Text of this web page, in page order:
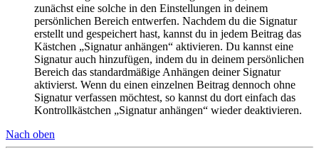
zunächst eine solche in den Einstellungen in deinem
persönlichen Bereich entwerfen. Nachdem du die Signatur
erstellt und gespeichert hast, kannst du in jedem Beitrag das
Kästchen „Signatur anhängen“ aktivieren. Du kannst eine
Signatur auch hinzufügen, indem du in deinem persönlichen
Bereich das standardmäßige Anhängen deiner Signatur
aktivierst. Wenn du einen einzelnen Beitrag dennoch ohne
Signatur verfassen möchtest, so kannst du dort einfach das
Kontrollkästchen „Signatur anhängen“ wieder deaktivieren.
Nach oben